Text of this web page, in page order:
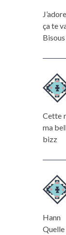
ça te
Cette
ma
bizz
Hann
Quelle